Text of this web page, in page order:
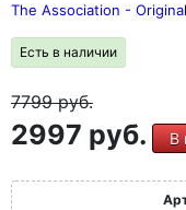
The Association -
Есть в наличии
7799руб.
2997 руб. В